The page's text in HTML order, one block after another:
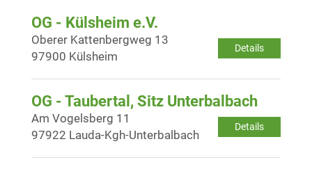
OG - Külsheim e.V.
Details
Oberer Kattenbergweg 13
97900 Külsheim
OG - Taubertal, Sitz Unterbalbach
Details
Am Vogelsberg 11
97922 Lauda-Kgh-Unterbalbach